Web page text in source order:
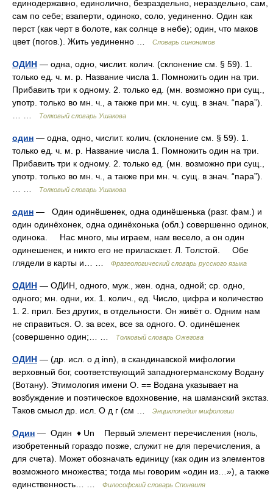
единодержавно, единолично, безраздельно, нераздельно, сам,
сам по себе; взаперти, одиноко, соло, уединенно. Один как
перст (как черт в болоте, как солнце в небе); один, что маков
цвет (погов.). Жить уединенно …
Словарь синонимов
ОДИН — одна, одно, числит. колич. (склонение см. § 59). 1.
только ед. ч. м. р. Название числа 1. Помножить один на три.
Прибавить три к одному. 2. только ед. (мн. возможно при сущ.,
употр. только во мн. ч., а также при мн. ч. сущ. в знач. “пара”).
Толковый словарь Ушакова
один — одна, одно, числит. колич. (склонение см. § 59). 1.
только ед. ч. м. р. Название числа 1. Помножить один на три.
Прибавить три к одному. 2. только ед. (мн. возможно при сущ.,
употр. только во мн. ч., а также при мн. ч. сущ. в знач. “пара”).
Толковый словарь Ушакова
один — Один одинёшенек, одна одинёшенька (разг. фам.) и
один одинёхонек, одна одинёхонька (обл.) совершенно одинок,
одинока. Нас много, мы играем, нам весело, а он один
одинешенек, и никто его не приласкает. Л. Толстой. Обе
глядели в карты и… …
Фразеологический словарь русского языка
ОДИН — ОДИН, одного, муж., жен. одна, одной; ср. одно,
одного; мн. одни, их. 1. колич., ед. Число, цифра и количество
1. 2. прил. Без других, в отдельности. Он живёт о. Одним нам
не справиться. О. за всех, все за одного. О. одинёшенек
(совершенно один;… …
Толковый словарь Ожегова
ОДИН — (др. исл. o д inn), в скандинавской мифологии
верховный бог, соответствующий западногерманскому Водану
(Вотану). Этимология имени О. == Водана указывает на
возбуждение и поэтическое вдохновение, на шаманский экстаз.
Таков смысл др. исл. О д г (см …
Энциклопедия мифологии
Один — Один ♦ Un Первый элемент перечисления (ноль,
изобретенный гораздо позже, служит не для перечисления, а
для счета). Может обозначать единицу (как один из элементов
возможного множества; тогда мы говорим «один из…»), а также
единственность… …
Философский словарь Спонвиля